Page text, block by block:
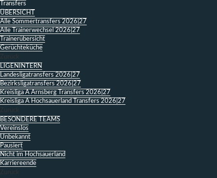
Transfers
ÜBERSICHT
Alle Sommertransfers 2026|27
Alle Trainerwechsel 2026|27
Trainerübersicht
Gerüchteküche
Zurück
LIGENINTERN
Landesligatransfers 2026|27
Bezirksligatransfers 2026|27
Kreisliga A Arnsberg Transfers 2026|27
Kreisliga A Hochsauerland Transfers 2026|27
Zurück
BESONDERE TEAMS
Vereinslos
Unbekannt
Pausiert
Nicht im Hochsauerland
Karriereende
Zurück